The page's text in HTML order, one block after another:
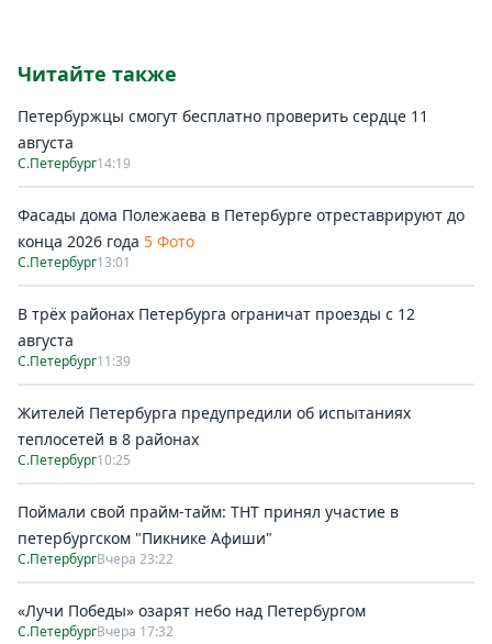
Читайте также
Петербуржцы смогут бесплатно проверить сердце 11
августа
С.Петербург14:19
Фасады дома Полежаева в Петербурге отреставрируют до
конца 2026 года 5 Фото
С.Петербург13:01
В трёх районах Петербурга ограничат проезды с 12
августа
С.Петербург11:39
Жителей Петербурга предупредили об испытаниях
теплосетей в 8 районах
С.Петербург10:25
Поймали свой прайм-тайм: ТНТ принял участие в
петербургском "Пикнике Афиши"
С.ПетербургВчера 23:22
«Лучи Победы» озарят небо над Петербургом
С.ПетербургВчера 17:32